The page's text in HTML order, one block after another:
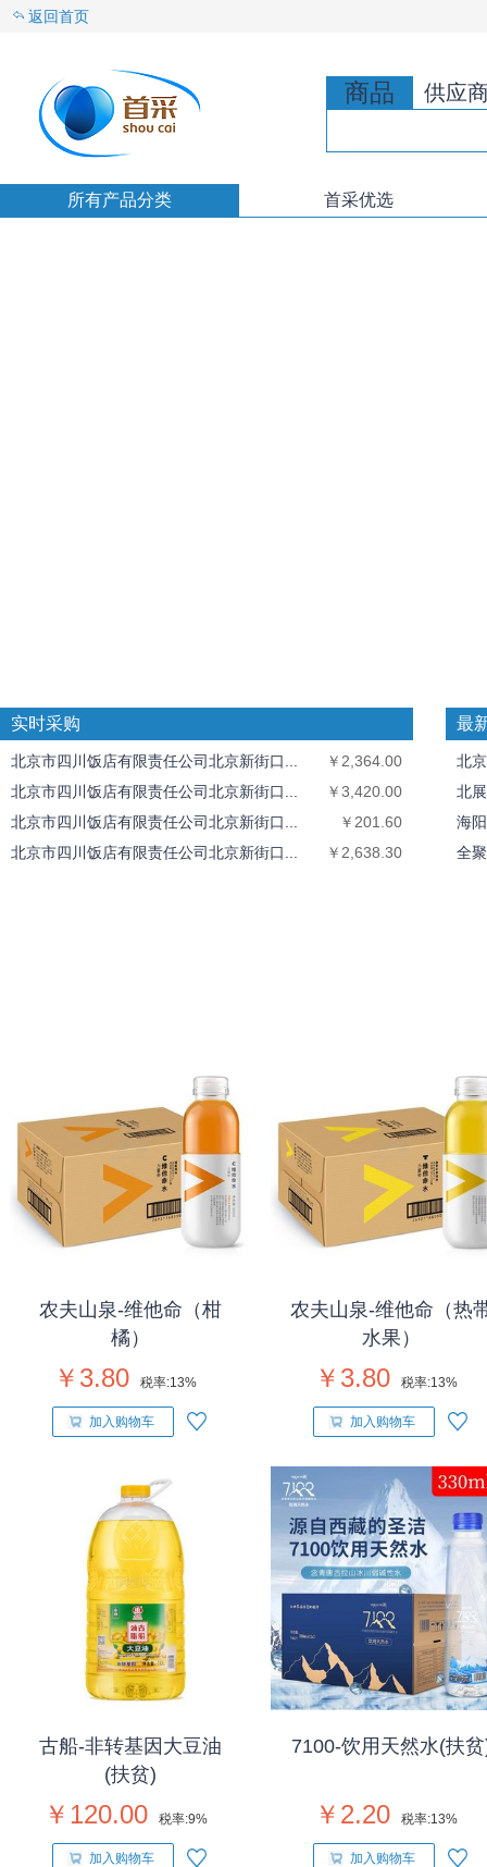
返回首页
商品 供应
所有产品分类 首采优选
实时采购
北京市四川饭店有限责任公司北京新街口...
￥2,364.00
北京市四川饭店有限责任公司北京新街口...
￥3,420.00
北京市四川饭店有限责任公司北京新街口...
￥201.60
北京市四川饭店有限责任公司北京新街口...
￥2,638.30
最
北
北
海
全
农夫山泉-维他命（柑
橘）
￥3.80 税率:13%
加入购物车
农夫山泉-维他命（热
水果）
￥3.80 税率:13%
加入购物车
古船-非转基因大豆油
(扶贫)
￥120.00 税率:9%
加入购物车
7100-饮用天然水(扶
￥2.20 税率:13%
加入购物车